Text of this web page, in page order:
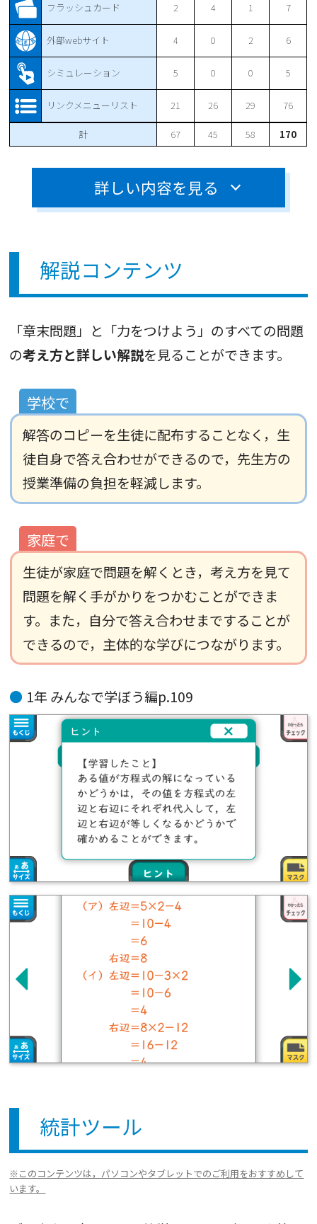
フラッシュカード 2 4 1 7
外部webサイト 4 0 2 6
シミュレーション 5 0 0 5
リンクメニューリスト 21 26 29 76
計 67 45 58 170
詳しい内容を見る
解説コンテンツ
「章末問題」と「力をつけよう」のすべての問題
の考え方と詳しい解説を見ることができます。
解答のコピーを生徒に配布することなく，生
徒自身で答え合わせができるので，先生方の
授業準備の負担を軽減します。
生徒が家庭で問題を解くとき，考え方を見て
問題を解く手がかりをつかむことができま
す。また，自分で答え合わせまですることが
できるので，主体的な学びにつながります。
1年 みんなで学ぼう編p.109
統計ツール
※このコンテンツは，パソコンやタブレットでのご利用をおすすめして
います。